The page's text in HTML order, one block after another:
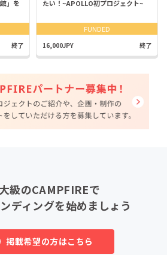
」を
終了
たい！~APOLLO初プロジェクト~
FUNDED
16,000JPY 終了
級のCAMPFIREで
ディングを始めましょう
掲載希望の方はこちら